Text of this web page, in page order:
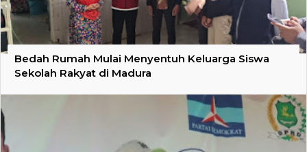
Bedah Rumah Mulai Menyentuh Keluarga Siswa
Sekolah Rakyat di Madura